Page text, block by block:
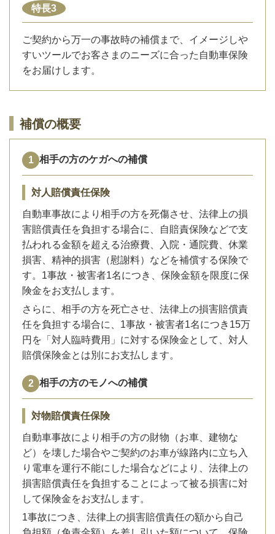
特長3
ご契約から万一の事故時の補償まで、イメージしや
すいツールでお客さまのニーズに合った自動車保険
をお届けします。
補償の概要
相手の方のケガへの補償
対人賠償責任保険
自動車事故により相手の方を死傷させ、法律上の損
害賠償責任を負担する場合に、自賠責保険などで支
払われる金額を超える治療費、入院・通院費、休業
損害、精神的損害（慰謝料）などを補償する保険で
す。1事故・被害者1名につき、保険金額を限度に保
険金をお支払します。
さらに、相手の方を死亡させ、法律上の損害賠償責
任を負担する場合に、1事故・被害者1名につき15万
円を「対人臨時費用」に対する保険金として、対人
賠償保険金とは別にお支払します。
相手の方のモノへの補償
対物賠償責任保険
自動車事故により相手の方の財物（お車、建物な
ど）を壊した場合やご契約のお車が線路内に立ち入
り電車を運行不能にした場合などにより、法律上の
損害賠償責任を負担することによって被る損害に対
して保険金をお支払します。
1事故につき、法律上の損害賠償責任の額から自己